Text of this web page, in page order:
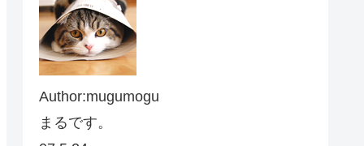
Author:mugumogu
まるです。